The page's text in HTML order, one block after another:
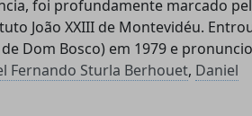
foi profundamente marcado
João XXIII de Montevidéu.
Dom Bosco) em 1979 e
Fernando Sturla Berhouet, Daniel